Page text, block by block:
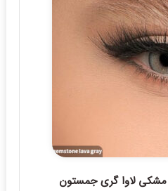
لاوا گری جمستون